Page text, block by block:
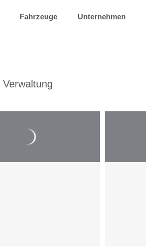
Fahrzeuge Unternehmen
Verwaltung